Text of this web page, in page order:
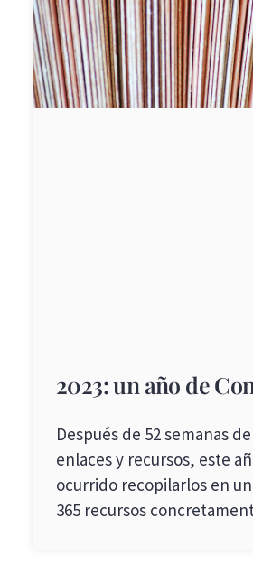
2023: un año de
Después de 52 semanas
enlaces y recursos, este
ocurrido recopilarlos en
365 recursos